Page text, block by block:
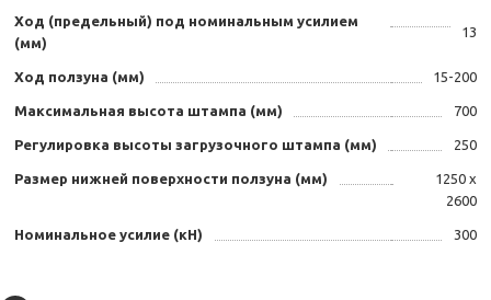
Ход (предельный) под номинальным усилием
(мм)
13
Ход ползуна (мм) 15-200
Максимальная высота штампа (мм) 700
Регулировка высоты загрузочного штампа (мм) 250
Размер нижней поверхности ползуна (мм)
1250 х
2600
Номинальное усилие (кН) 300